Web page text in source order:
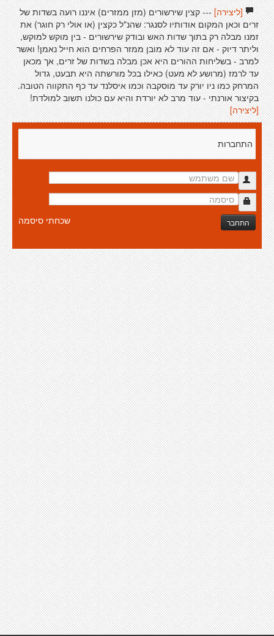
[ליצירה]--- קצין שירשורים (מזן ממזרים) איננו רועה בשדות של
זרים וכאן המקום אודותיו לסנגר: שהנ"ל כקצין (או אולי רק חוגר) את
זמנו מבלה רק בתוך שדות האש ובודק שירשורים - בין מוקש למוקש,
וליתר דיוק - אם זה עוד לא מובן ממזר הפרחים הוא חייל נאמן! ואשר
למרב - בשליחות ההורים היא אכן מבלה בשדות של זרים, אך מכאן
עד לרמז (מרושע לא מעט) כאילו בכל מורשתה היא תבעט, גדול
המרחק כמו ניו יורק עד מוסקבה וכמו איסלנד עד כף התקווה הטובה.
בקיצור אורנתי - עוד מרב לא יורדת והיא עם כולנו תשוב למולדת!
[ליצירה]
התחברות
התחבר שכחתי סיסמה